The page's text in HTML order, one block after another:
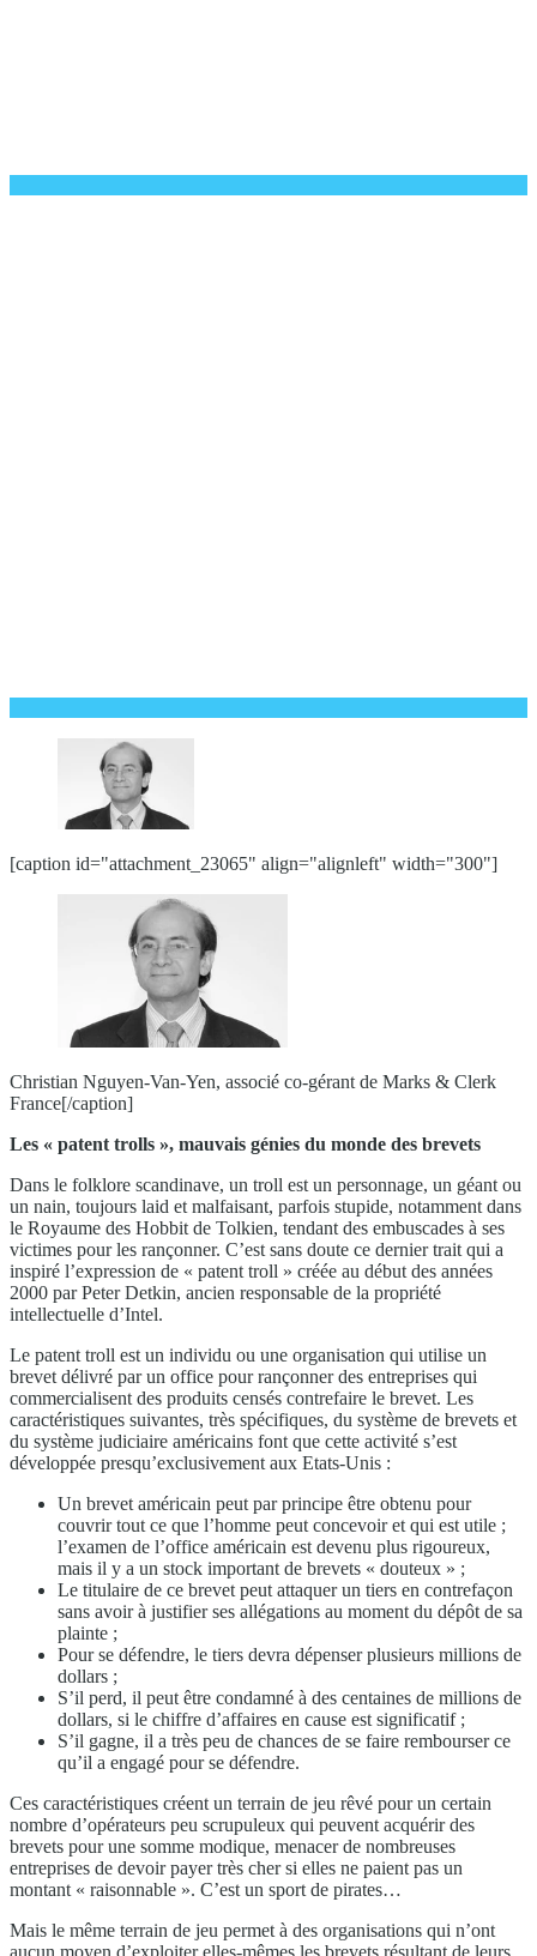
[caption id="attachment_23065" align="alignleft" width="300"]
Christian Nguyen-Van-Yen, associé co-gérant de Marks & Clerk
France[/caption]
Les « patent trolls », mauvais génies du monde des brevets
Dans le folklore scandinave, un troll est un personnage, un géant ou
un nain, toujours laid et malfaisant, parfois stupide, notamment dans
le Royaume des Hobbit de Tolkien, tendant des embuscades à ses
victimes pour les rançonner. C’est sans doute ce dernier trait qui a
inspiré l’expression de « patent troll » créée au début des années
2000 par Peter Detkin, ancien responsable de la propriété
intellectuelle d’Intel.
Le patent troll est un individu ou une organisation qui utilise un
brevet délivré par un office pour rançonner des entreprises qui
commercialisent des produits censés contrefaire le brevet. Les
caractéristiques suivantes, très spécifiques, du système de brevets et
du système judiciaire américains font que cette activité s’est
développée presqu’exclusivement aux Etats-Unis :
Un brevet américain peut par principe être obtenu pour
couvrir tout ce que l’homme peut concevoir et qui est utile ;
l’examen de l’office américain est devenu plus rigoureux,
mais il y a un stock important de brevets « douteux » ;
Le titulaire de ce brevet peut attaquer un tiers en contrefaçon
sans avoir à justifier ses allégations au moment du dépôt de sa
plainte ;
Pour se défendre, le tiers devra dépenser plusieurs millions de
dollars ;
S’il perd, il peut être condamné à des centaines de millions de
dollars, si le chiffre d’affaires en cause est significatif ;
S’il gagne, il a très peu de chances de se faire rembourser ce
qu’il a engagé pour se défendre.
Ces caractéristiques créent un terrain de jeu rêvé pour un certain
nombre d’opérateurs peu scrupuleux qui peuvent acquérir des
brevets pour une somme modique, menacer de nombreuses
entreprises de devoir payer très cher si elles ne paient pas un
montant « raisonnable ». C’est un sport de pirates…
Mais le même terrain de jeu permet à des organisations qui n’ont
aucun moyen d’exploiter elles-mêmes les brevets résultant de leurs